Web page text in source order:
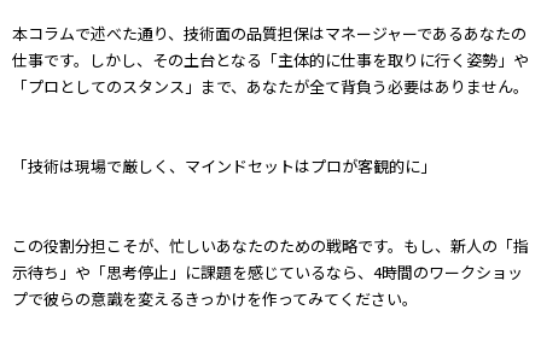
本コラムで述べた通り、技術面の品質担保はマネージャーであるあなたの
仕事です。しかし、その土台となる「主体的に仕事を取りに行く姿勢」や
「プロとしてのスタンス」まで、あなたが全て背負う必要はありません。
「技術は現場で厳しく、マインドセットはプロが客観的に」
この役割分担こそが、忙しいあなたのための戦略です。もし、新人の「指
示待ち」や「思考停止」に課題を感じているなら、4時間のワークショッ
プで彼らの意識を変えるきっかけを作ってみてください。